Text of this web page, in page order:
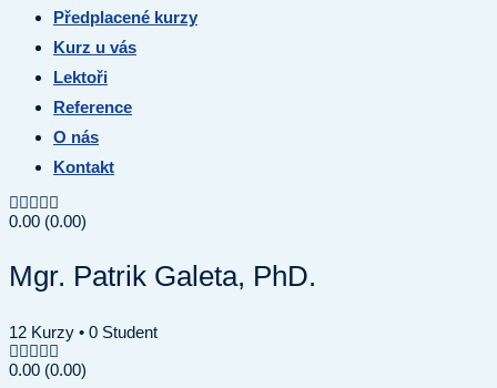
Předplacené kurzy
Kurz u vás
Lektoři
Reference
O nás
Kontakt
0.00 (0.00)
Mgr. Patrik Galeta, PhD.
12 Kurzy • 0 Student
0.00 (0.00)